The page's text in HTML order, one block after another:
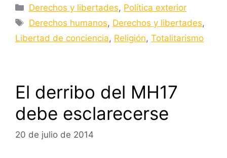
Categorías
Derechos y libertades, Política exterior
Etiquetas
Derechos humanos, Derechos y libertades,
Libertad de conciencia, Religión, Totalitarismo
El derribo del MH17
debe esclarecerse
20 de julio de 2014